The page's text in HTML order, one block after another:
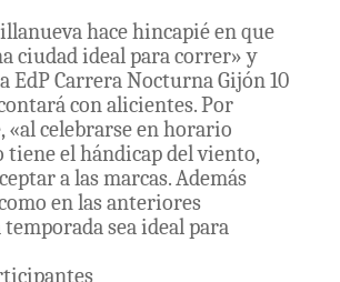
hace hincapié en que
ciudad ideal para correr» y
EdP Carrera Nocturna Gijón 10
con alicientes. Por
«al celebrarse en horario
el hándicap del viento,
a las marcas. Además
en las anteriores
sea ideal para